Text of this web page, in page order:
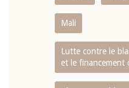
Mali
Lutte contre le
et le financement